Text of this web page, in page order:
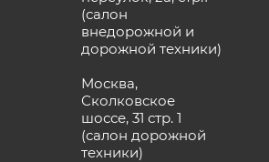
(салон
внедорожной и
дорожной техники)
Москва,
Сколковское
шоссе, 31 стр. 1
(салон дорожной
техники)